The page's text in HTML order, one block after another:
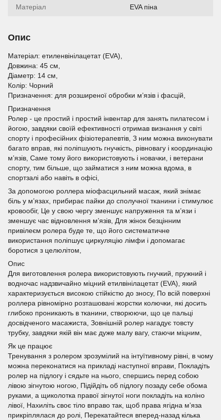
Матеріал EVA піна
Опис
Матеріал: етиленвінілацетат (EVA),
Довжина: 45 см,
Діаметр: 14 см,
Колір: Чорний
Призначення: для розширеної обробки м’язів і фасцій,
Призначення
Ролер - це простий і простий інвентар для занять пилатесом і
йогою, завдяки своїй ефективності отримав визнання у світі
спорту і професійних фізіотерапевтів, З ним можна виконувати
багато вправ, які поліпшують гнучкість, рівновагу і координацію
м’язів, Саме тому його використовують і новачки, і ветерани
спорту, тим більше, що займатися з ним можна вдома, в
спортзалі або навіть в офісі,
За допомогою роллера міофасцильний масаж, який знімає
біль у м’язах, прибирає пайки до сполучної тканини і стимулює
кровообіг, Це у свою чергу зменшує напруження та м’язи і
зменшує час відновлення м’язів, Для жінок безцінним
привілеєм ролера буде те, що його систематичне
використання поліпшує циркуляцію лімфи і допомагає
боротися з целюлітом,
Опис
Для виготовлення ролера використовують гнучкий, пружний і
водночас надзвичайно міцний етилвінілацетат (EVA), який
характеризується високою стійкістю до зносу, По всій поверхні
роллера рівномірно розташовані жорстки колючки, які досить
глибоко проникають в тканини, створюючи, що це пальці
досвідченого масажиста, Зовнішній ролер нагадує товсту
трубку, завдяки якій він має дуже малу вагу, стаючи міцним,
Як це працює
Тренування з ролером зрозумілий на інтуїтивному рівні, в чому
можна переконатися на прикладі наступної вправи, Покладіть
ролер на підлогу і сядьте на нього, спершись перед собою
лівою зігнутою ногою, Підійдіть об підлогу позаду себе обома
руками, а щиколотка правої зігнутої ноги покладіть на коліно
лівої, Нахиліть своє тіло вправо так, щоб права ягідна м’яза
прикріплялася до ролі, Перекатайтеся вперед-назад кілька